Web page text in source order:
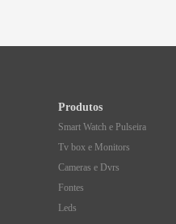
Produtos
Smart Watch e Pulseira
Tv box e Monitors
Cameras e Dvrs
Fontes
Leds